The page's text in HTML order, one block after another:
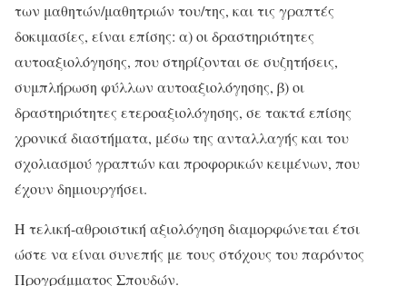
των μαθητών/μαθητριών του/της, και τις γραπτές
δοκιμασίες, είναι επίσης: α) οι δραστηριότητες
αυτοαξιολόγησης, που στηρίζονται σε συζητήσεις,
συμπλήρωση φύλλων αυτοαξιολόγησης, β) οι
δραστηριότητες ετεροαξιολόγησης, σε τακτά επίσης
χρονικά διαστήματα, μέσω της ανταλλαγής και του
σχολιασμού γραπτών και προφορικών κειμένων, που
έχουν δημιουργήσει.
Η τελική-αθροιστική αξιολόγηση διαμορφώνεται έτσι
ώστε να είναι συνεπής με τους στόχους του παρόντος
Προγράμματος Σπουδών.